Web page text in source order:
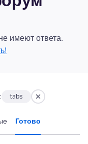
имеют ответа.
tabs
Готово